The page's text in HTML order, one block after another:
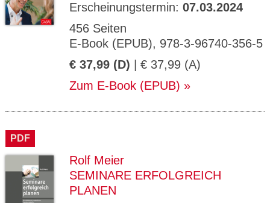
Erscheinungstermin: 07.03.2024
456 Seiten
E-Book (EPUB), 978-3-96740-356-5
€ 37,99 (D) | € 37,99 (A)
Zum E-Book (EPUB)
PDF
Rolf Meier
SEMINARE ERFOLGREICH
PLANEN